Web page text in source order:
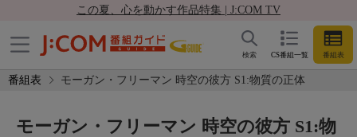
この夏、心を動かす作品特集 | J:COM TV
CS番組一覧 番組表
検索
番組表 モーガン・フリーマン 時空の彼方 S1:物質の正体
モーガン・フリーマン 時空の彼方 S1:物